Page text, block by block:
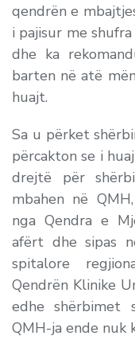
qendrën e
i pajisur me
dhe ka
barten në atë
huajt.
Sa u përket
përcakton se i
drejtë për
mbahen në
nga Qendra e
afërt dhe sipas
spitalore
Qendrën Klinike
edhe shërbimet
QMH-ja ende nuk